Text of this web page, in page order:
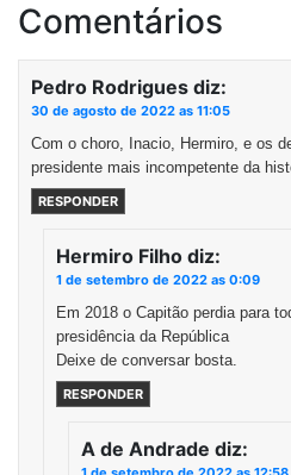
Comentários
Pedro Rodrigues diz:
30 de agosto de 2022 as 11:05
Com o choro, Inacio, Hermiro, e os
presidente mais incompetente da
RESPONDER
Hermiro Filho diz:
1 de setembro de 2022 as 0:09
Em 2018 o Capitão perdia para
presidência da República
Deixe de conversar bosta.
RESPONDER
A de Andrade diz: